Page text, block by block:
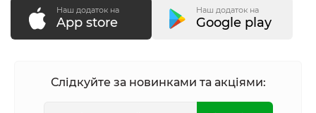
В нашому каталозі представлений великий
асортимент товарів відомих виробників. Для своїх
вихованців ви можете замовити:
Ігрові будиночки-тунелі
. Це порівняно об'ємні
улюбленець повинен повністю поміщатися туди та
Наш додаток на
App store
Наш додаток на
Google play
Слідкуйте за новинками та акціями: